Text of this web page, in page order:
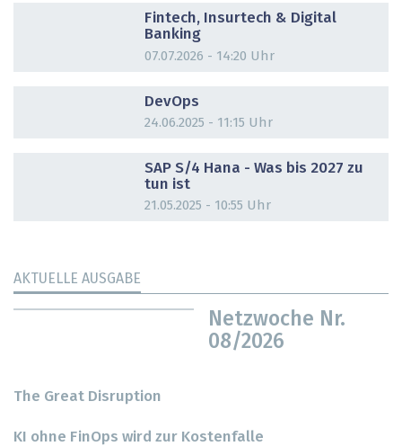
Fintech, Insurtech & Digital
Banking
07.07.2026 - 14:20 Uhr
DevOps
24.06.2025 - 11:15 Uhr
SAP S/4 Hana - Was bis 2027 zu
tun ist
21.05.2025 - 10:55 Uhr
AKTUELLE AUSGABE
Netzwoche Nr.
08/2026
The Great Disruption
KI ohne FinOps wird zur Kostenfalle